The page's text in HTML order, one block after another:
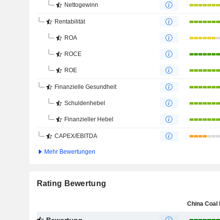
Nettogewinn
Rentabilität
ROA
ROCE
ROE
Finanzielle Gesundheit
Schuldenhebel
Finanzieller Hebel
CAPEX/EBITDA
Mehr Bewertungen
Rating Bewertung